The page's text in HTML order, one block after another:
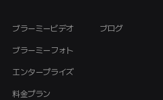
ブラーミービデオ
ブラーミーフォト
エンタープライズ
料金プラン
ブログ